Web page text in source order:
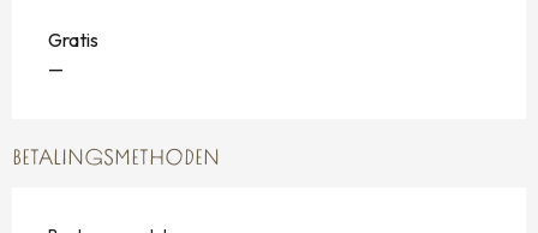
Gratis
—
BETALINGSMETHODEN